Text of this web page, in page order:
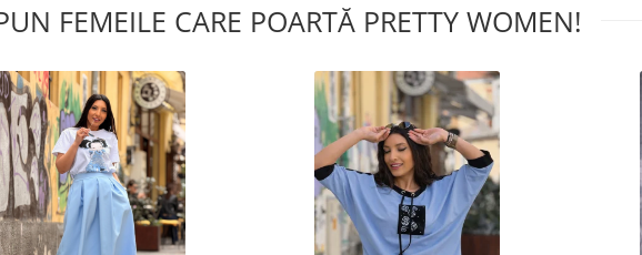
FEMEILE CARE POARTĂ PRETTY WOMEN!